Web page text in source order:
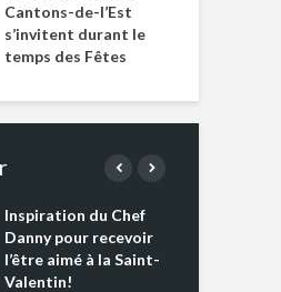
Cantons-de-l’Est
s’invitent durant le
temps des Fêtes
Inspiration du Chef
Danny pour recevoir
l’être aimé à la Saint-
Valentin!